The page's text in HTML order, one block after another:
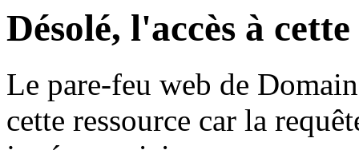
Désolé, l'accès à
Le pare-feu web de
cette ressource car la